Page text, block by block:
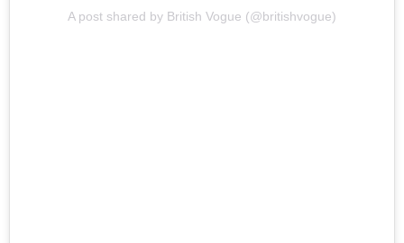
A post shared by British Vogue (@britishvogue)